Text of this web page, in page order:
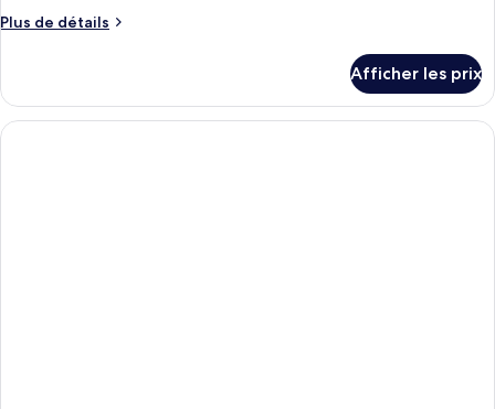
Plus de détails
Plus
Chambre
supérieure
double
Afficher les prix